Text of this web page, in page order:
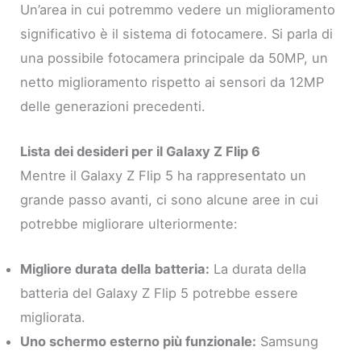
Un’area in cui potremmo vedere un miglioramento
significativo è il sistema di fotocamere. Si parla di
una possibile fotocamera principale da 50MP, un
netto miglioramento rispetto ai sensori da 12MP
delle generazioni precedenti.
Lista dei desideri per il Galaxy Z Flip 6
Mentre il Galaxy Z Flip 5 ha rappresentato un
grande passo avanti, ci sono alcune aree in cui
potrebbe migliorare ulteriormente:
Migliore durata della batteria: La durata della
batteria del Galaxy Z Flip 5 potrebbe essere
migliorata.
Uno schermo esterno più funzionale: Samsung